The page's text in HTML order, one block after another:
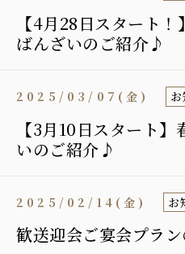
【4月28日スタート
ばんざいのご紹介♪
【3月10日スタート
いのご紹介♪
2025/03/07(金)
歓送迎会ご宴会プラ
2025/02/14(金)